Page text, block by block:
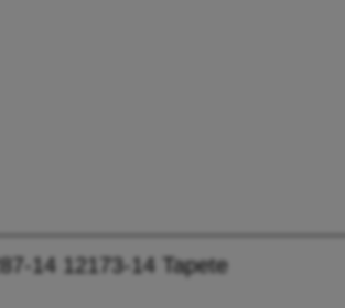
14 12173-14 Tapete